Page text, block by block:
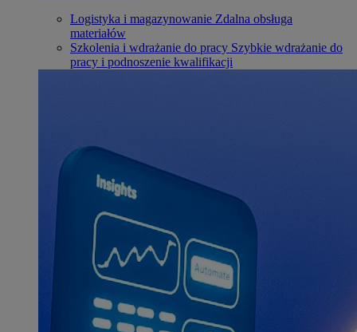
Logistyka i magazynowanie Zdalna obsługa
materiałów
Szkolenia i wdrażanie do pracy Szybkie wdrażanie do
pracy i podnoszenie kwalifikacji